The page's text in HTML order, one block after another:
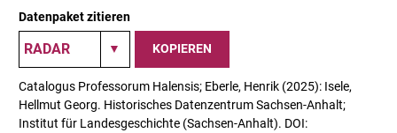
Datenpaket zitieren
KOPIEREN
Catalogus Professorum Halensis; Eberle, Henrik (2025): Isele,
Hellmut Georg. Historisches Datenzentrum Sachsen-Anhalt;
Institut für Landesgeschichte (Sachsen-Anhalt). DOI: